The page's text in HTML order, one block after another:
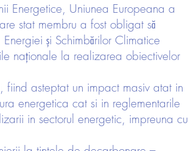
Energetice, Uniunea Europeana a
stat membru a fost obligat să
și Schimbărilor Climatice
naționale la realizarea obiectivelor
fiind asteptat un impact masiv atat in
energetica cat si in reglementarile
in sectorul energetic, impreuna cu